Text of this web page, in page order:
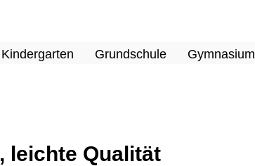
Kindergarten Grundschule Gymnasium
leichte Qualität